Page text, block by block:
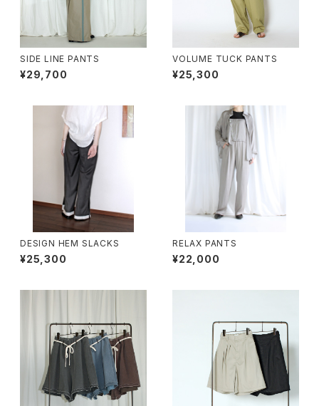
SIDE LINE PANTS
¥29,700
VOLUME TUCK PANTS
¥25,300
DESIGN HEM SLACKS
¥25,300
RELAX PANTS
¥22,000